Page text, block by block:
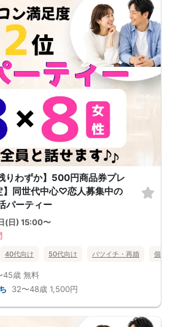
りわずか】500円商品券プレ
】同世代中心♡恋人募集中の
パーティー
(日) 15:00〜
40代向け 50代向け バツイチ・再婚 個室
45歳 無料
32〜48歳 1,500円